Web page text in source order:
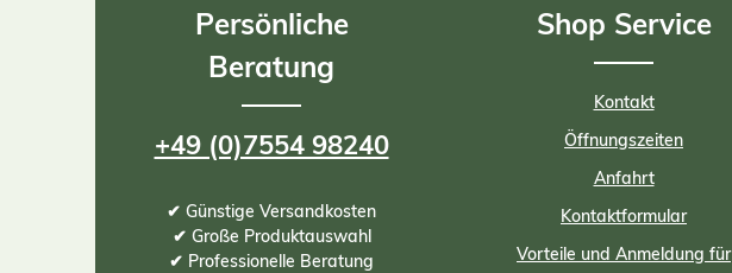
Persönliche
Beratung
+49 (0)7554 98240
✔ Günstige Versandkosten
✔ Große Produktauswahl
✔ Professionelle Beratung
Shop Service
Kontakt
Öffnungszeiten
Anfahrt
Kontaktformular
Vorteile und Anmeldung für